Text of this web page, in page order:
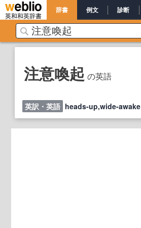
英和和英辞書
辞書 例文 診断
注意喚起 の英語
英訳・英語 heads-up,wide-awake